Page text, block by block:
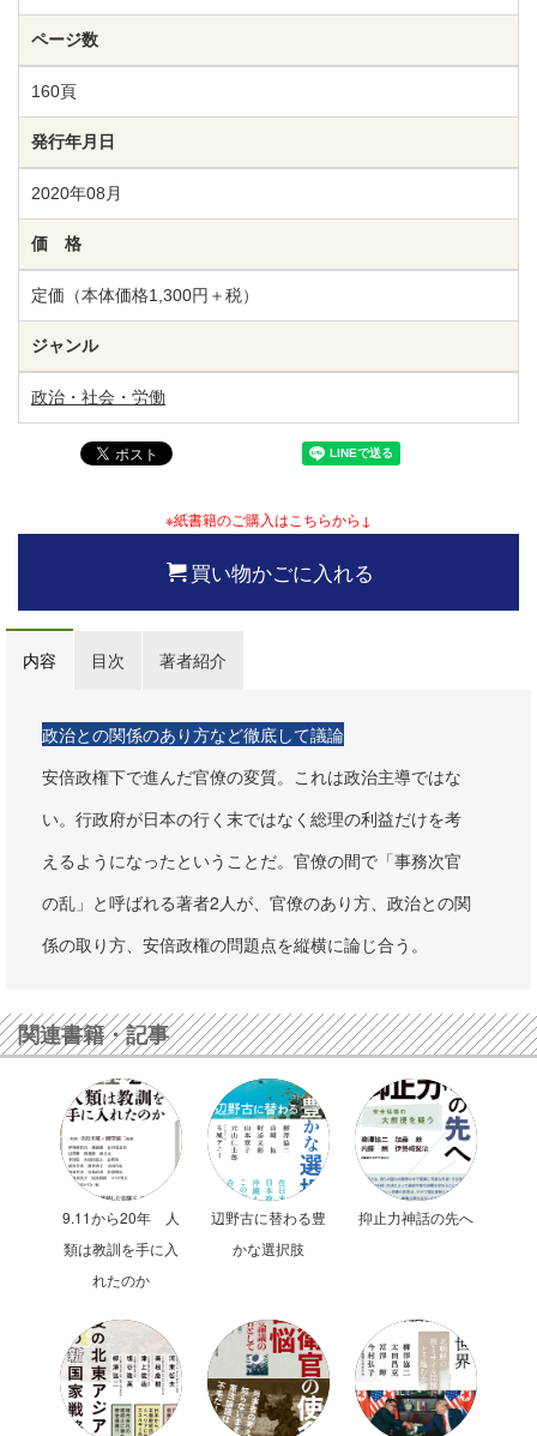
ページ数
160頁
発行年月日
2020年08月
価 格
定価（本体価格1,300円＋税）
ジャンル
政治・社会・労働
※紙書籍のご購入はこちらから↓
買い物かごに入れる
内容 目次 著者紹介
政治との関係のあり方など徹底して議論
安倍政権下で進んだ官僚の変質。これは政治主導ではな
い。行政府が日本の行く末ではなく総理の利益だけを考
えるようになったということだ。官僚の間で「事務次官
の乱」と呼ばれる著者2人が、官僚のあり方、政治との関
係の取り方、安倍政権の問題点を縦横に論じ合う。
関連書籍・記事
9.11から20年 人
類は教訓を手に入
れたのか
辺野古に替わる豊
かな選択肢
抑止力神話の先へ